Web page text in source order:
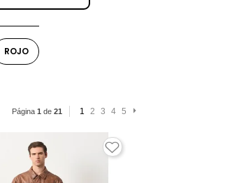
ROJO
Página 1 de 21 1 2 3 4 5